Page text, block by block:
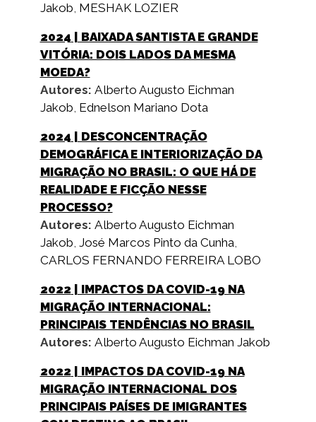
Jakob, MESHAK LOZIER
2024 | BAIXADA SANTISTA E GRANDE
VITÓRIA: DOIS LADOS DA MESMA
MOEDA?
Autores: Alberto Augusto Eichman
Jakob, Ednelson Mariano Dota
2024 | DESCONCENTRAÇÃO
DEMOGRÁFICA E INTERIORIZAÇÃO DA
MIGRAÇÃO NO BRASIL: O QUE HÁ DE
REALIDADE E FICÇÃO NESSE
PROCESSO?
Autores: Alberto Augusto Eichman
Jakob, José Marcos Pinto da Cunha,
CARLOS FERNANDO FERREIRA LOBO
2022 | IMPACTOS DA COVID-19 NA
MIGRAÇÃO INTERNACIONAL:
PRINCIPAIS TENDÊNCIAS NO BRASIL
Autores: Alberto Augusto Eichman Jakob
2022 | IMPACTOS DA COVID-19 NA
MIGRAÇÃO INTERNACIONAL DOS
PRINCIPAIS PAÍSES DE IMIGRANTES